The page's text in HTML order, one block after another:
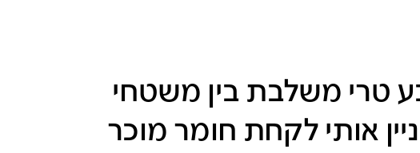
טרי משלבת בין משטחי
אותי לקחת חומר מוכר